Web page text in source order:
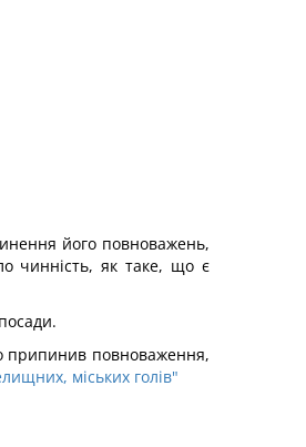
його повноважень,
чинність, як таке, що є
припинив повноваження,
міських голів"